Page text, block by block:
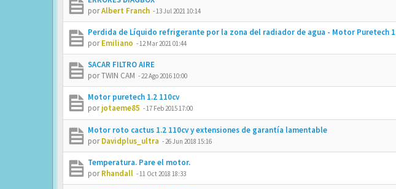
porAlbert Franch -13 Jul 2021 10:14
Perdida de Líquido refrigerante por la zona del radiador de agua - Motor Puretech
porEmiliano -12 Mar 2021 01:44
SACAR FILTRO AIRE
porTWIN CAM -22 Ago 2016 10:00
Motor puretech 1.2 110cv
porjotaeme85 -17 Feb 2015 17:00
Motor roto cactus 1.2 110cv y extensiones de garantía lamentable
porDavidplus_ultra -26 Jun 2018 15:16
Temperatura. Pare el motor.
porRhandall -11 Oct 2018 18:33